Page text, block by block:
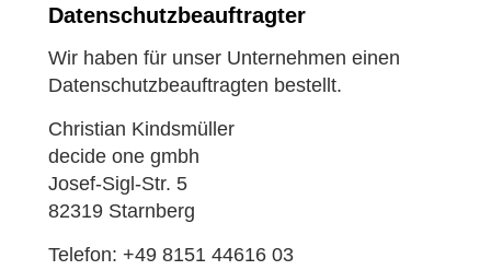
Datenschutz­beauftragter
Wir haben für unser Unternehmen einen
Datenschutzbeauftragten bestellt.
Christian Kindsmüller
decide one gmbh
Josef-Sigl-Str. 5
82319 Starnberg
Telefon: +49 8151 44616 03